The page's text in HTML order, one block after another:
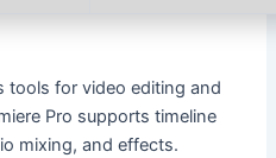
tools for video editing and
Pro supports timeline
mixing, and effects.